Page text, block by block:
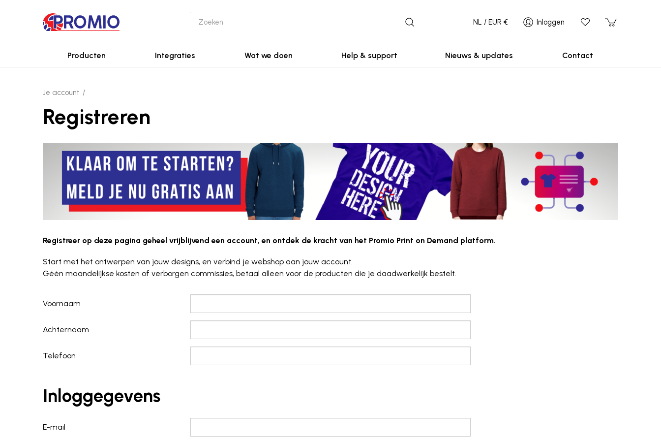
NL / EUR € Inloggen
Producten Integraties Wat we doen Help & support Nieuws & updates Contact
Je account
Registreren
Registreer op deze pagina geheel vrijblijvend een account, en ontdek de kracht van het Promio Print on Demand platform.
Start met het ontwerpen van jouw designs, en verbind je webshop aan jouw account.
Géén maandelijkse kosten of verborgen commissies, betaal alleen voor de producten die je daadwerkelijk bestelt.
Voornaam
Achternaam
Telefoon
Inloggegevens
E-mail